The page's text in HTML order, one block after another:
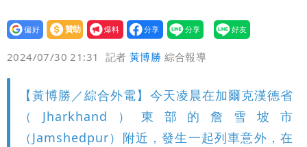
設為
贊助
我要
爆料
2024/07/30 21:31 記者黃博勝 綜合報導
【黃博勝／綜合外電】今天凌晨在加爾克漢德省
（Jharkhand）東部的詹雪坡市
（Jamshedpur）附近，發生一起列車意外，在